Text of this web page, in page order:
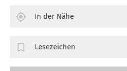
In der Nähe
Lesezeichen